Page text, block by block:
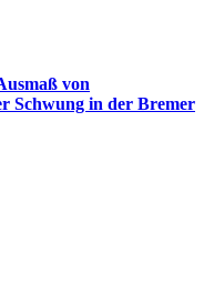
von
Schwung in der Bremer